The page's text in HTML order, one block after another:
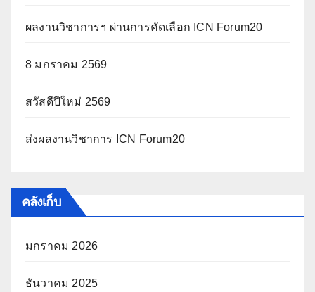
ผลงานวิชาการฯ ผ่านการคัดเลือก ICN Forum20
8 มกราคม 2569
สวัสดีปีใหม่ 2569
ส่งผลงานวิชาการ ICN Forum20
คลังเก็บ
มกราคม 2026
ธันวาคม 2025